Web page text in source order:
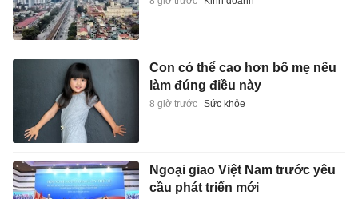
Con có thể cao hơn bố mẹ nếu
làm đúng điều này
8 giờ trước Sức khỏe
Ngoại giao Việt Nam trước yêu
cầu phát triển mới